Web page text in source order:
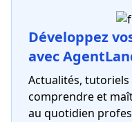
Développez
avec
Actualités,
comprendre et
au quotidien